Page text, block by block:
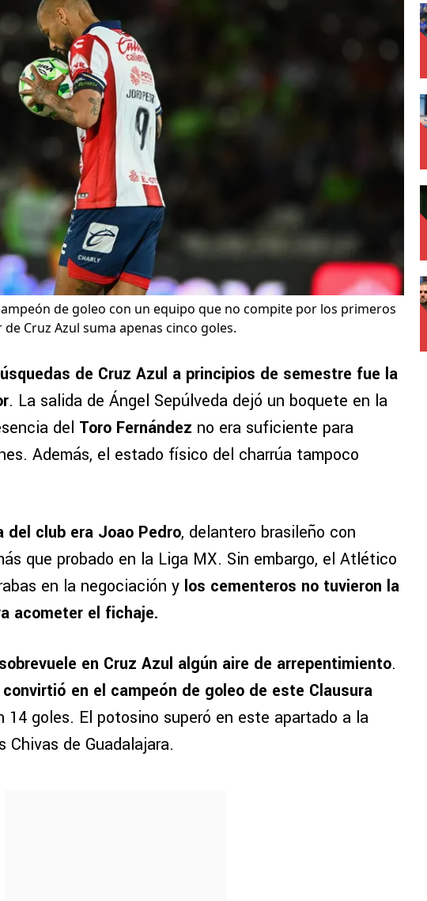
de goleo con un equipo que no compite por los primeros
Cruz Azul suma apenas cinco goles.
de Cruz Azul a principios de semestre fue la
. La salida de Ángel Sepúlveda dejó un boquete en la
del Toro Fernández no era suficiente para
Además, el estado físico del charrúa tampoco
del club era Joao Pedro, delantero brasileño con
que probado en la Liga MX. Sin embargo, el Atlético
en la negociación y los cementeros no tuvieron la
acometer el fichaje.
en Cruz Azul algún aire de arrepentimiento.
en el campeón de goleo de este Clausura
14 goles. El potosino superó en este apartado a la
Chivas de Guadalajara.